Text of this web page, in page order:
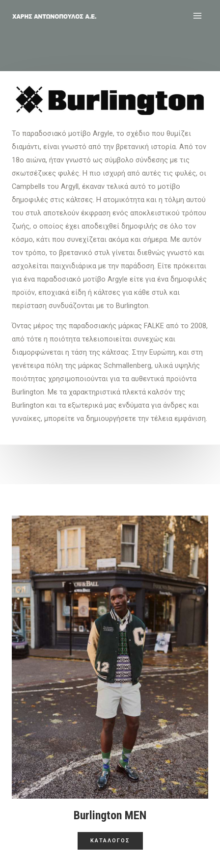
Το παραδοσιακό μοτίβο Argyle, το σχέδιο που θυμίζει
διαμάντι, είναι γνωστό από την βρετανική ιστορία. Από τον
18ο αιώνα, ήταν γνωστό ως σύμβολο σύνδεσης με τις
σκωτσέζικες φυλές. Η πιο ισχυρή από αυτές τις φυλές, οι
Campbells του Argyll, έκαναν τελικά αυτό το μοτίβο
δημοφιλές στις κάλτσες. Η ατομικότητα και η τόλμη αυτού
του στυλ αποτελούν έκφραση ενός αποκλειστικού τρόπου
ζωής, ο οποίος έχει αποδειχθεί δημοφιλής σε όλο τον
κόσμο, κάτι που συνεχίζεται ακόμα και σήμερα. Με αυτόν
τον τρόπο, το βρετανικό στυλ γίνεται διεθνώς γνωστό και
ασχολείται παιχνιδιάρικα με την παράδοση. Είτε πρόκειται
για ένα παραδοσιακό μοτίβο Argyle είτε για ένα δημοφιλές
προϊόν, εποχιακά είδη ή κάλτσες για κάθε στυλ και
περίσταση συνδυάζονται με το Burlington.
Όντας μέρος της παραδοσιακής μάρκας FALKE από το 2008,
από τότε η ποιότητα τελειοποιείται συνεχώς και
διαμορφώνεται η τάση της κάλτσας. Στην Ευρώπη, και στη
γενέτειρα πόλη της μάρκας Schmallenberg, υλικά υψηλής
ποιότητας χρησιμοποιούνται για τα αυθεντικά προϊόντα
Burlington. Με τα χαρακτηριστικά πλεκτά καλσόν της
Burlington και τα εξωτερικά μας ενδύματα για άνδρες και
γυναίκες, μπορείτε να δημιουργήσετε την τέλεια εμφάνιση.
Burlington MEN
ΚΑΤΑΛΟΓΟΣ